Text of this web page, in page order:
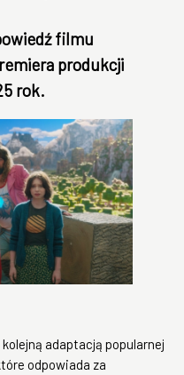
filmu
produkcji
rok.
adaptacją popularnej
odpowiada za